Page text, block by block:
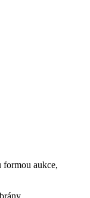
formou aukce,